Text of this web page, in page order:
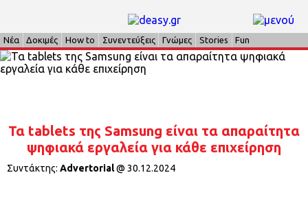
Νέα Δοκιμές How to Συνεντεύξεις Γνώμες Stories Fun
Τα tablets της Samsung είναι τα απαραίτητα
ψηφιακά εργαλεία για κάθε επιχείρηση
Συντάκτης: Advertorial@ 30.12.2024